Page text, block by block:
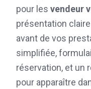
pour les vendeur
présentation
avant de vos
simplifiée,
réservation, et un
pour apparaître